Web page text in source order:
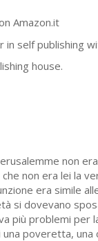
Amazon.it
self publishing
house.
non
non era lei la
era simile
si dovevano
più problemi
poveretta,